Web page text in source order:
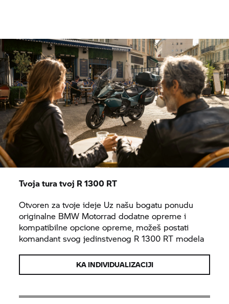
Tvoja tura tvoj R 1300 RT
Otvoren za tvoje ideje Uz našu bogatu ponudu
originalne BMW Motorrad dodatne opreme i
kompatibilne opcione opreme, možeš postati
komandant svog jedinstvenog R 1300 RT modela
KA INDIVIDUALIZACIJI